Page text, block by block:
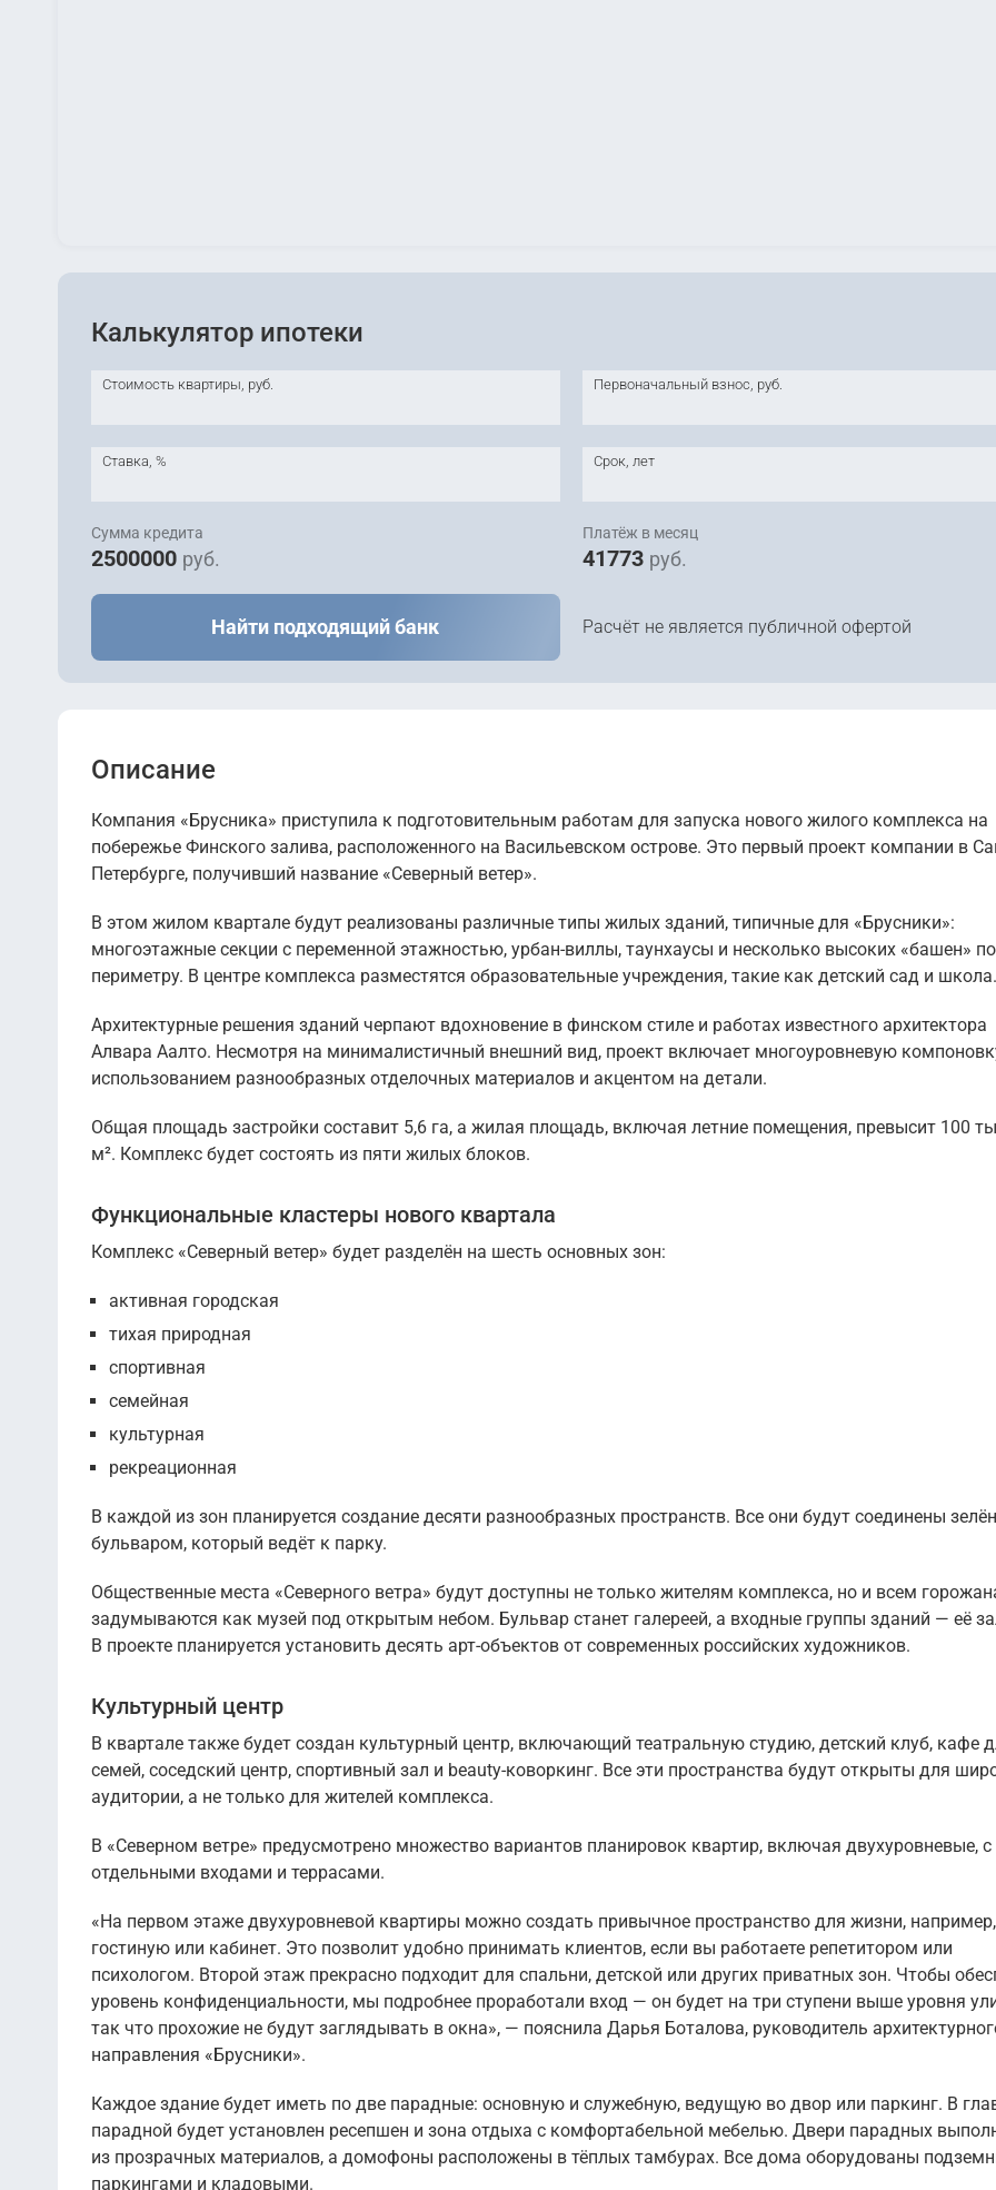
Калькулятор ипотеки
Стоимость квартиры, руб. Первоначальный взнос, руб.
Ставка, % Срок, лет
Сумма кредита
2500000 руб.
Платёж в месяц
41773 руб.
Найти подходящий банк Расчёт не является публичной офертой
Описание
Компания «Брусника» приступила к подготовительным работам для запуска нового жилого комплекса на
побережье Финского залива, расположенного на Васильевском острове. Это первый проект компании в
Петербурге, получивший название «Северный ветер».
В этом жилом квартале будут реализованы различные типы жилых зданий, типичные для «Брусники»:
многоэтажные секции с переменной этажностью, урбан-виллы, таунхаусы и несколько высоких «башен» по
периметру. В центре комплекса разместятся образовательные учреждения, такие как детский сад и школа.
Архитектурные решения зданий черпают вдохновение в финском стиле и работах известного архитектора
Алвара Аалто. Несмотря на минималистичный внешний вид, проект включает многоуровневую
использованием разнообразных отделочных материалов и акцентом на детали.
Общая площадь застройки составит 5,6 га, а жилая площадь, включая летние помещения, превысит 100
м². Комплекс будет состоять из пяти жилых блоков.
Функциональные кластеры нового квартала
Комплекс «Северный ветер» будет разделён на шесть основных зон:
активная городская
тихая природная
спортивная
семейная
культурная
рекреационная
В каждой из зон планируется создание десяти разнообразных пространств. Все они будут соединены
бульваром, который ведёт к парку.
Общественные места «Северного ветра» будут доступны не только жителям комплекса, но и всем
задумываются как музей под открытым небом. Бульвар станет галереей, а входные группы зданий — её
В проекте планируется установить десять арт-объектов от современных российских художников.
Культурный центр
В квартале также будет создан культурный центр, включающий театральную студию, детский клуб, кафе
семей, соседский центр, спортивный зал и beauty-коворкинг. Все эти пространства будут открыты для
аудитории, а не только для жителей комплекса.
В «Северном ветре» предусмотрено множество вариантов планировок квартир, включая двухуровневые, с
отдельными входами и террасами.
«На первом этаже двухуровневой квартиры можно создать привычное пространство для жизни, например,
гостиную или кабинет. Это позволит удобно принимать клиентов, если вы работаете репетитором или
психологом. Второй этаж прекрасно подходит для спальни, детской или других приватных зон. Чтобы
уровень конфиденциальности, мы подробнее проработали вход — он будет на три ступени выше уровня
так что прохожие не будут заглядывать в окна», — пояснила Дарья Боталова, руководитель
направления «Брусники».
Каждое здание будет иметь по две парадные: основную и служебную, ведущую во двор или паркинг. В
парадной будет установлен ресепшен и зона отдыха с комфортабельной мебелью. Двери парадных
из прозрачных материалов, а домофоны расположены в тёплых тамбурах. Все дома оборудованы
паркингами и кладовыми.